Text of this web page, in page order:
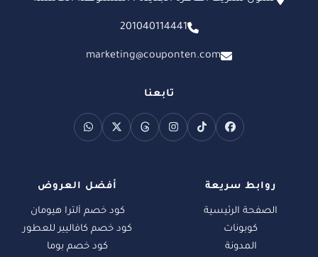
201040114441
marketing@couponten.com
تابعنا
روابط سريعة
الصفحة الرئيسية
كوبونات
المدونة
أفضل العروض
كود خصم ألترا هيومان
كود خصم كافاليير للعطور
كود خصم بوما